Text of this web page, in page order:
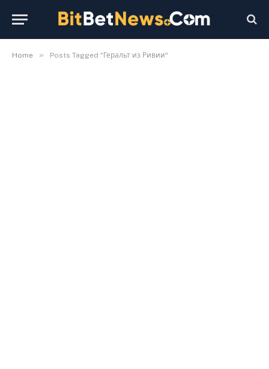
Home » Posts Tagged "Геральт из Ривии"